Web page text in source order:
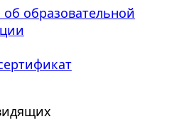
об образовательной